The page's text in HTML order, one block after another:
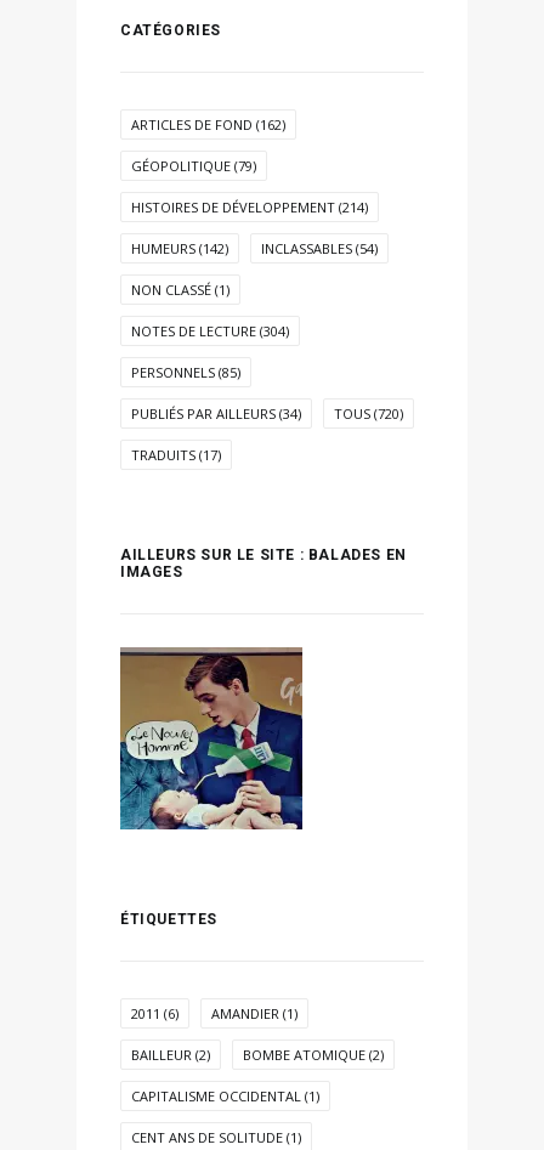
CATÉGORIES
ARTICLES DE FOND (162)
GÉOPOLITIQUE (79)
HISTOIRES DE DÉVELOPPEMENT (214)
HUMEURS (142) INCLASSABLES (54)
NON CLASSÉ (1)
NOTES DE LECTURE (304)
PERSONNELS (85)
PUBLIÉS PAR AILLEURS (34) TOUS (720)
TRADUITS (17)
AILLEURS SUR LE SITE : BALADES EN
IMAGES
ÉTIQUETTES
2011 (6) AMANDIER (1)
BAILLEUR (2) BOMBE ATOMIQUE (2)
CAPITALISME OCCIDENTAL (1)
CENT ANS DE SOLITUDE (1)